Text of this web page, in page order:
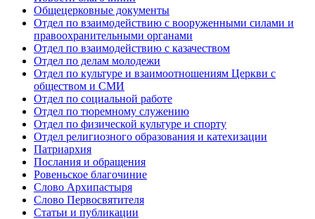
Общецерковные документы
Отдел по взаимодействию с вооруженными силами и
правоохранительными органами
Отдел по взаимодействию с казачеством
Отдел по делам молодежи
Отдел по культуре и взаимоотношениям Церкви с
обществом и СМИ
Отдел по социальной работе
Отдел по тюремному служению
Отдел по физической культуре и спорту
Отдел религиозного образования и катехизации
Патриархия
Послания и обращения
Ровеньское благочиние
Слово Архипастыря
Слово Первосвятителя
Статьи и публикации